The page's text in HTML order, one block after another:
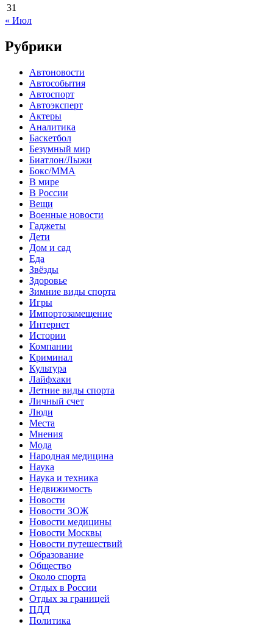
31
« Июл
Рубрики
Автоновости
Автособытия
Автоспорт
Автоэксперт
Актеры
Аналитика
Баскетбол
Безумный мир
Биатлон/Лыжи
Бокс/MMA
В мире
В России
Вещи
Военные новости
Гаджеты
Дети
Дом и сад
Еда
Звёзды
Здоровье
Зимние виды спорта
Игры
Импортозамещение
Интернет
Истории
Компании
Криминал
Культура
Лайфхаки
Летние виды спорта
Личный счет
Люди
Места
Мнения
Мода
Народная медицина
Наука
Наука и техника
Недвижимость
Новости
Новости ЗОЖ
Новости медицины
Новости Москвы
Новости путешествий
Образование
Общество
Около спорта
Отдых в России
Отдых за границей
ПДД
Политика